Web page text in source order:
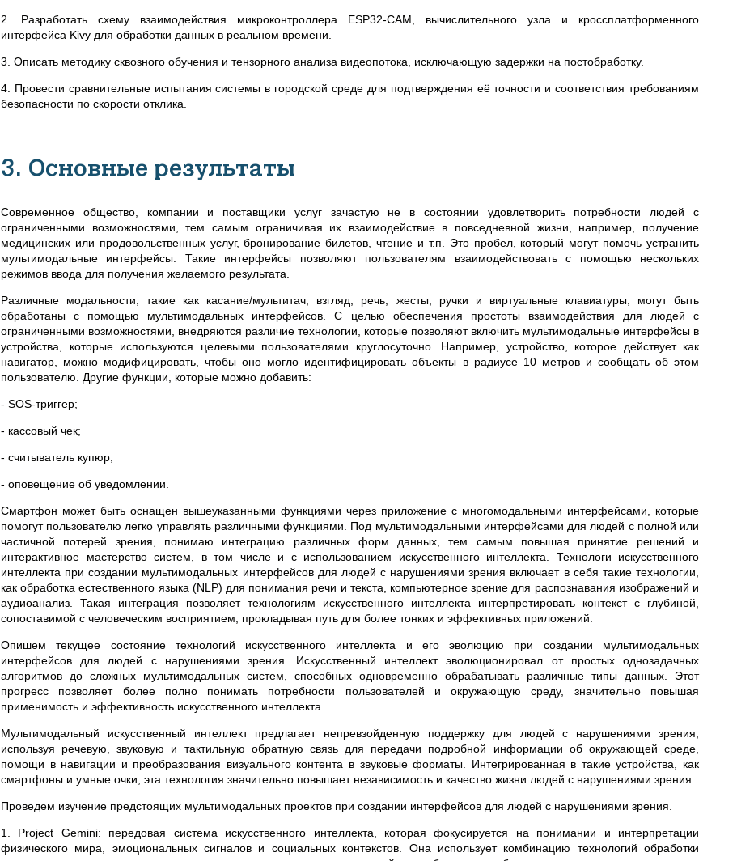
2. Разработать схему взаимодействия микроконтроллера ESP32-CAM, вычислительного узла и кроссплатформенного
интерфейса Kivy для обработки данных в реальном времени.
3. Описать методику сквозного обучения и тензорного анализа видеопотока, исключающую задержки на постобработку.
4. Провести сравнительные испытания системы в городской среде для подтверждения её точности и соответствия требованиям
безопасности по скорости отклика.
3. Основные результаты
Современное общество, компании и поставщики услуг зачастую не в состоянии удовлетворить потребности людей с
ограниченными возможностями, тем самым ограничивая их взаимодействие в повседневной жизни, например, получение
медицинских или продовольственных услуг, бронирование билетов, чтение и т.п. Это пробел, который могут помочь устранить
мультимодальные интерфейсы. Такие интерфейсы позволяют пользователям взаимодействовать с помощью нескольких
режимов ввода для получения желаемого результата.
Различные модальности, такие как касание/мультитач, взгляд, речь, жесты, ручки и виртуальные клавиатуры, могут быть
обработаны с помощью мультимодальных интерфейсов. С целью обеспечения простоты взаимодействия для людей с
ограниченными возможностями, внедряются различие технологии, которые позволяют включить мультимодальные интерфейсы в
устройства, которые используются целевыми пользователями круглосуточно. Например, устройство, которое действует как
навигатор, можно модифицировать, чтобы оно могло идентифицировать объекты в радиусе 10 метров и сообщать об этом
пользователю. Другие функции, которые можно добавить:
- SOS-триггер;
- кассовый чек;
- считыватель купюр;
- оповещение об уведомлении.
Смартфон может быть оснащен вышеуказанными функциями через приложение с многомодальными интерфейсами, которые
помогут пользователю легко управлять различными функциями. Под мультимодальными интерфейсами для людей с полной или
частичной потерей зрения, понимаю интеграцию различных форм данных, тем самым повышая принятие решений и
интерактивное мастерство систем, в том числе и с использованием искусственного интеллекта. Технологи искусственного
интеллекта при создании мультимодальных интерфейсов для людей с нарушениями зрения включает в себя такие технологии,
как обработка естественного языка (NLP) для понимания речи и текста, компьютерное зрение для распознавания изображений и
аудиоанализ. Такая интеграция позволяет технологиям искусственного интеллекта интерпретировать контекст с глубиной,
сопоставимой с человеческим восприятием, прокладывая путь для более тонких и эффективных приложений.
Опишем текущее состояние технологий искусственного интеллекта и его эволюцию при создании мультимодальных
интерфейсов для людей с нарушениями зрения. Искусственный интеллект эволюционировал от простых однозадачных
алгоритмов до сложных мультимодальных систем, способных одновременно обрабатывать различные типы данных. Этот
прогресс позволяет более полно понимать потребности пользователей и окружающую среду, значительно повышая
применимость и эффективность искусственного интеллекта.
Мультимодальный искусственный интеллект предлагает непревзойденную поддержку для людей с нарушениями зрения,
используя речевую, звуковую и тактильную обратную связь для передачи подробной информации об окружающей среде,
помощи в навигации и преобразования визуального контента в звуковые форматы. Интегрированная в такие устройства, как
смартфоны и умные очки, эта технология значительно повышает независимость и качество жизни людей с нарушениями зрения.
Проведем изучение предстоящих мультимодальных проектов при создании интерфейсов для людей с нарушениями зрения.
1. Project Gemini: передовая система искусственного интеллекта, которая фокусируется на понимании и интерпретации
физического мира, эмоциональных сигналов и социальных контекстов. Она использует комбинацию технологий обработки